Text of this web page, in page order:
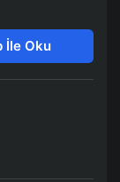
İle Oku